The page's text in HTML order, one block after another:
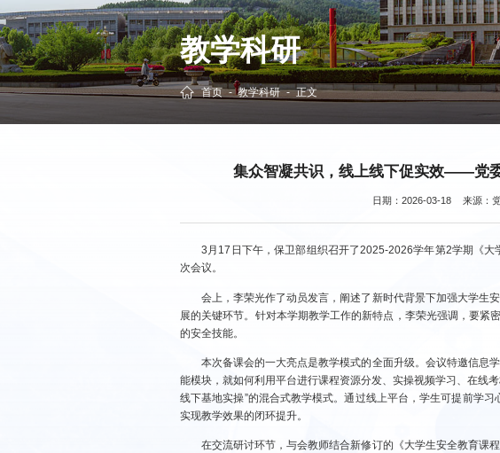
教学科研
首页 - 教学科研 - 正文
集众智凝共识，线上线下促实效——党
日期：2026-03-18 来源：
3月17日下午，保卫部组织召开了2025-2026学年第2学期《
次会议。
会上，李荣光作了动员发言，阐述了新时代背景下加强大学生
展的关键环节。针对本学期教学工作的新特点，李荣光强调，要紧
的安全技能。
本次备课会的一大亮点是教学模式的全面升级。会议特邀信息
能模块，就如何利用平台进行课程资源分发、实操视频学习、在线
线下基地实操”的混合式教学模式。通过线上平台，学生可提前学
实现教学效果的闭环提升。
在交流研讨环节，与会教师结合新修订的《大学生安全教育课